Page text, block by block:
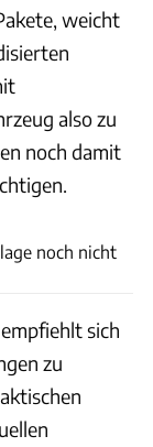
weicht
also zu
noch damit
noch nicht
sich
zu